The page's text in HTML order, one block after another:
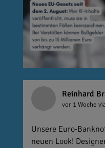
Reinhard
vor 1 Woche
Unsere Euro-
neuen Look!